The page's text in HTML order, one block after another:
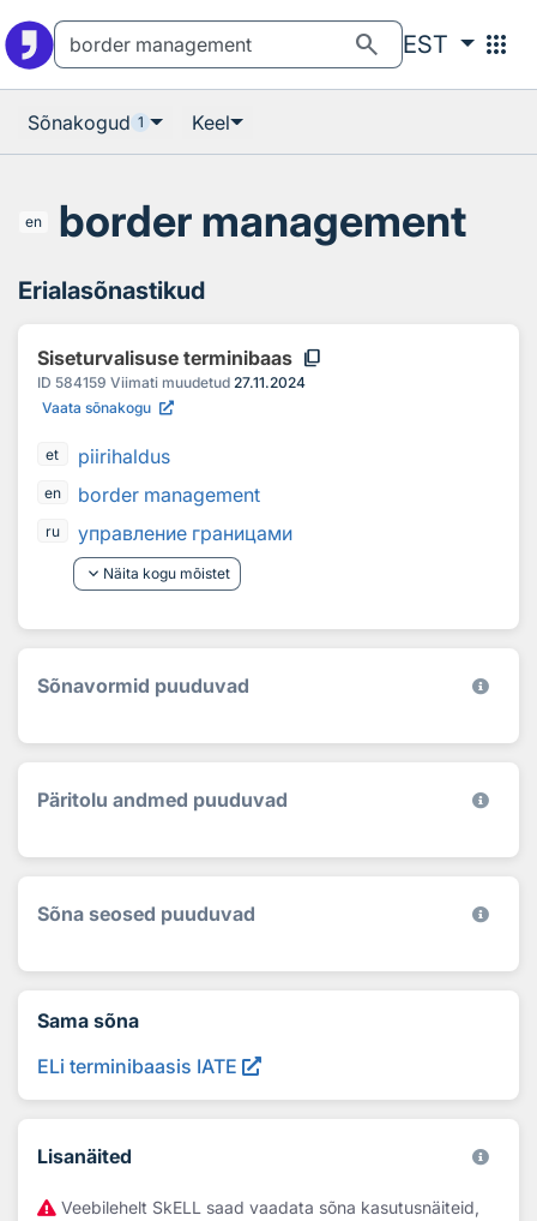
search EST apps
Sõnakogud 1 Keel
en border management
Erialasõnastikud
Siseturvalisuse terminibaas content_copy
ID 584159 Viimati muudetud 27.11.2024
Vaata sõnakogu
et piirihaldus
en border management
ru
управление границами
keyboard_arrow_down Näita kogu mõistet
Sõnavormid puuduvad
Päritolu andmed puuduvad
Sõna seosed puuduvad
Sama sõna
ELi terminibaasis IATE
Lisanäited
Veebilehelt SkELL saad vaadata sõna kasutusnäiteid,